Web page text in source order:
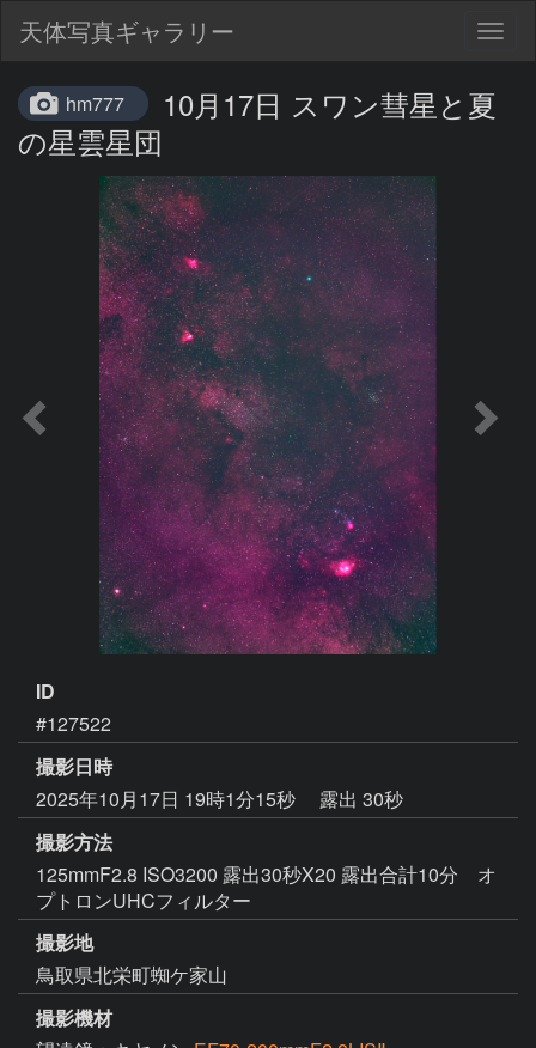
天体写真ギャラリー
hm777
10月17日 スワン彗星と夏
の星雲星団
ID
#127522
撮影日時
2025年10月17日 19時1分15秒
露出 30秒
撮影方法
125mmF2.8 ISO3200 露出30秒X20 露出合計10分 オ
プトロンUHCフィルター
撮影地
鳥取県北栄町蜘ケ家山
撮影機材